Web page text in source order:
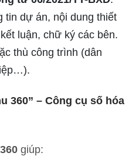
tin dự án, nội dung thiết
luận, chữ ký các bên.
thù công trình (dân
360” – Công cụ số hóa
giúp: